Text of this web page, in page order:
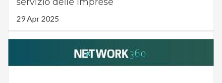
servizio delle imprese
29 Apr 2025